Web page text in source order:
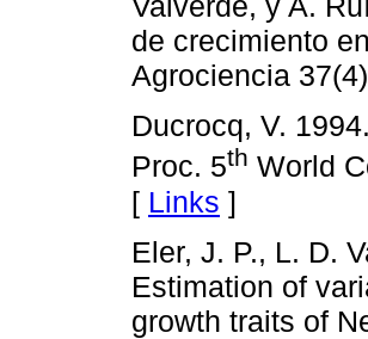
de crecimiento
Agrociencia
Ducrocq, V.
Proc. 5th World
[ Links ]
Eler, J. P., L. D.
Estimation of
growth traits of